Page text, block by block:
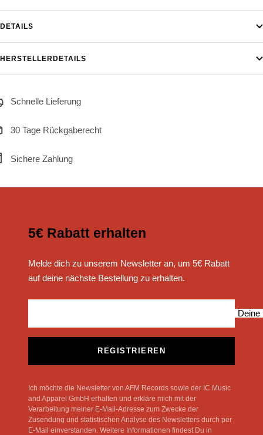
DETAILS
HERSTELLERDETAILS
Schnelle Lieferung
30 Tage Rückgaberecht
Sichere Zahlung
5€ Rabatt erhalten
Melde dich zu unserem Newsletter an, um 5€ Rabatt
auf deine nächste Bestellung zu erhalten.
Deine
REGISTRIEREN
Ich möchte die Newsletter von AFM Records sowie der IC Music
and Apparel GmbH erhalten und erkläre mich mit der
Verarbeitung meiner E-Mail-Adresse zum Zwecke der
Zusendung und statistischen Analyse des Newsletters durch per
E-Mail einverstanden. Weitere Informationen findest Du in